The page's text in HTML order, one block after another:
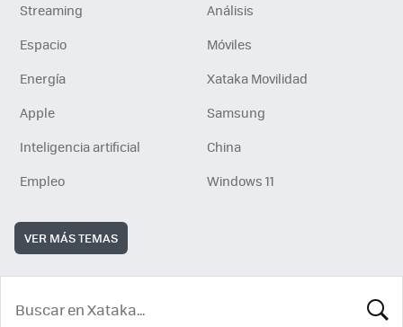
Streaming
Análisis
Espacio
Móviles
Energía
Xataka Movilidad
Apple
Samsung
Inteligencia artificial
China
Empleo
Windows 11
VER MÁS TEMAS